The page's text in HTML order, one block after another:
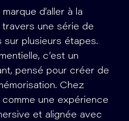
d’aller à la
une série de
plusieurs étapes.
c’est un
pensé pour créer de
Chez
comme une expérience
et alignée avec